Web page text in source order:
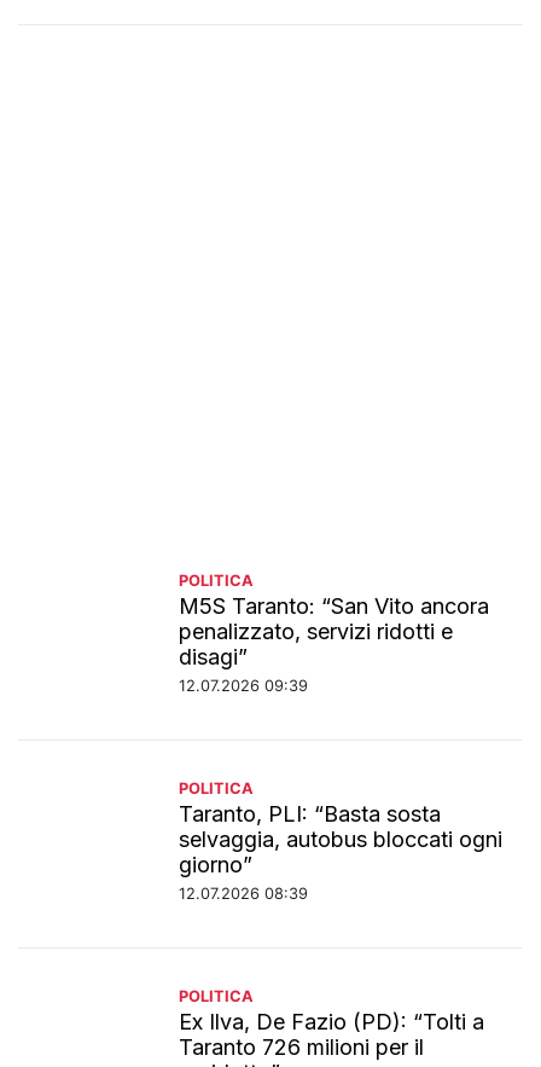
POLITICA
M5S Taranto: “San Vito ancora
penalizzato, servizi ridotti e
disagi”
12.07.2026 09:39
POLITICA
Taranto, PLI: “Basta sosta
selvaggia, autobus bloccati ogni
giorno”
12.07.2026 08:39
POLITICA
Ex Ilva, De Fazio (PD): “Tolti a
Taranto 726 milioni per il